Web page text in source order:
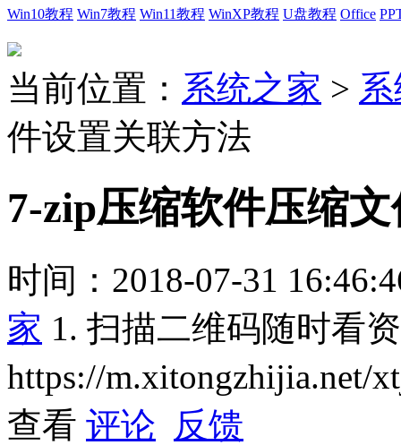
Win10教程 Win7教程 Win11教程 WinXP教程 U盘教程 Office
当前位置： 系统之家 >
件设置关联方法
7-zip压缩软件压缩
时间：2018-07-31
家 1. 扫描二维码随时看
https://m.xitongzhijia.net/
查看 评论
反馈